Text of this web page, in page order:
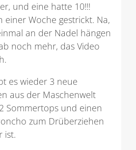
und eine hatte 10!!!
einer Woche gestrickt. Na,
an der Nadel hängen
noch mehr, das Video
es wieder 3 neue
aus der Maschenwelt
Sommertops und einen
zum Drüberziehen
ist.